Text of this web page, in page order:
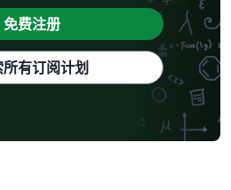
免费注册
有订阅计划